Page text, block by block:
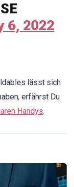
6, 2022
lässt sich
erfährst Du
Handys.